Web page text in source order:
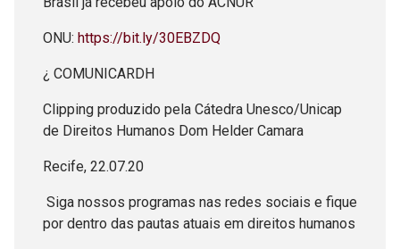
ONU: https://bit.ly/30EBZDQ
¿ COMUNICARDH
Clipping produzido pela Cátedra Unesco/Unicap
de Direitos Humanos Dom Helder Camara
Recife, 22.07.20
Siga nossos programas nas redes sociais e fique
por dentro das pautas atuais em direitos humanos